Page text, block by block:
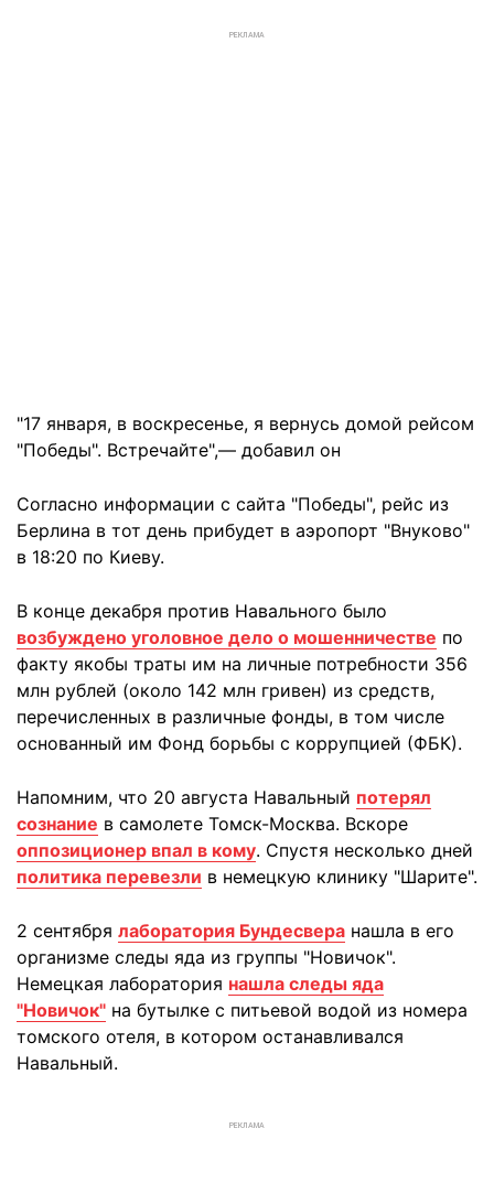
РЕКЛАМА
"17 января, в воскресенье, я вернусь домой рейсом
"Победы". Встречайте",— добавил он
Согласно информации с сайта "Победы", рейс из
Берлина в тот день прибудет в аэропорт "Внуково"
в 18:20 по Киеву.
В конце декабря против Навального было
возбуждено уголовное дело о мошенничестве по
факту якобы траты им на личные потребности 356
млн рублей (около 142 млн гривен) из средств,
перечисленных в различные фонды, в том числе
основанный им Фонд борьбы с коррупцией (ФБК).
Напомним, что 20 августа Навальный потерял
сознание в самолете Томск-Москва. Вскоре
оппозиционер впал в кому. Спустя несколько дней
политика перевезли в немецкую клинику "Шарите".
2 сентября лаборатория Бундесвера нашла в его
организме следы яда из группы "Новичок".
Немецкая лаборатория нашла следы яда
"Новичок" на бутылке с питьевой водой из номера
томского отеля, в котором останавливался
Навальный.
РЕКЛАМА